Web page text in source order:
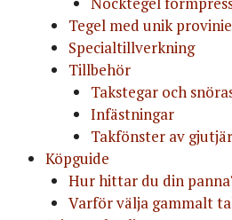
Tegel med unik
Specialtillverkning
Tillbehör
Takstegar och
Infästningar
Takfönster av
Köpguide
Hur hittar du din
Varför välja gammalt